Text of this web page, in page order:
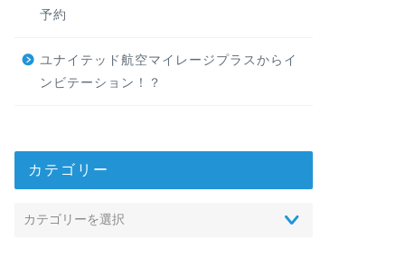
予約
ユナイテッド航空マイレージプラスからイ
ンビテーション！？
カテゴリー